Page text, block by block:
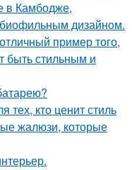
в Камбодже,
дизайном.
пример того,
быть стильным и
тех, кто ценит стиль
жалюзи, которые